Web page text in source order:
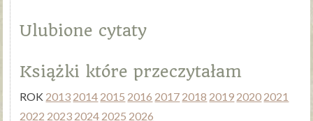
Ulubione cytaty
Książki które przeczytałam
ROK 2013 2014 2015 2016 2017 2018 2019 2020 2021
2022 2023 2024 2025 2026